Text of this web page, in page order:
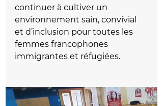
continuer à cultiver un
environnement sain, convivial
et d’inclusion pour toutes les
femmes francophones
immigrantes et réfugiées.